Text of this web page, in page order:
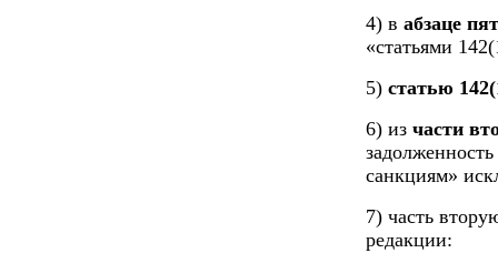
4) в абзаце
«статьями
5) статью
6) из части
санкциям»
7) часть
редакции: